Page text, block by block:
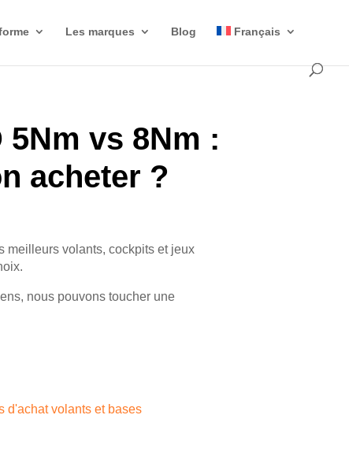
Les marques Blog Français
5Nm vs 8Nm :
acheter ?
meilleurs volants, cockpits et jeux
nous pouvons toucher une
d'achat volants et bases